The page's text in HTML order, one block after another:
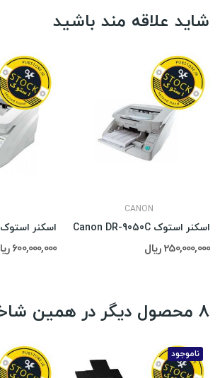
شاید علاقه مند باشید
اسکنر استوک Canon DR-9080C
600,000,000 ریال
CANON
اسکنر استوک Canon DR-9050C
250,000,000 ریال
8 محصول دیگر در همین شاخه:
ناموجود